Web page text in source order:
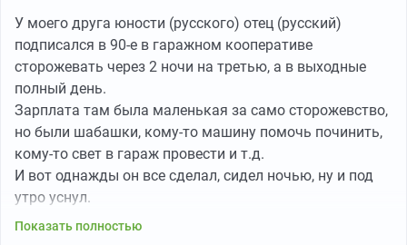
У моего друга юности (русского) отец (русский)
подписался в 90-е в гаражном кооперативе
сторожевать через 2 ночи на третью, а в выходные
полный день.
Зарплата там была маленькая за само сторожевство,
но были шабашки, кому-то машину помочь починить,
кому-то свет в гараж провести и т.д.
И вот однажды он все сделал, сидел ночью, ну и под
утро уснул.
Разбудили его 2 местных нерусских и ему такие - ты
Показать полностью